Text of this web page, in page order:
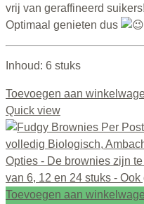
vrij van geraffineerd suikers!
Optimaal genieten dus
Inhoud: 6 stuks
Toevoegen aan
Quick view
Toevoegen aan